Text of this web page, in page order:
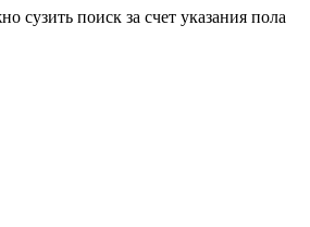
сузить поиск за счет указания пола